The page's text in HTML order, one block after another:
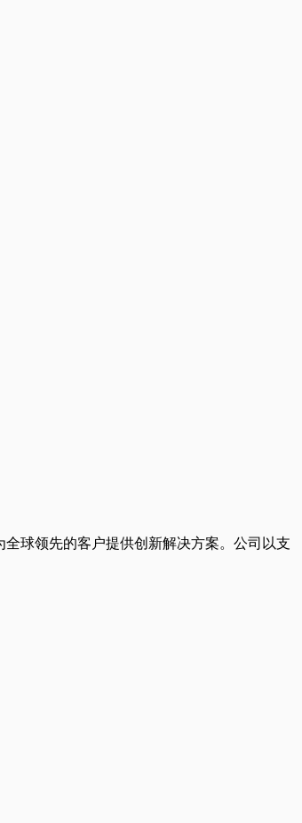
球领先的客户提供创新解决方案。公司以支